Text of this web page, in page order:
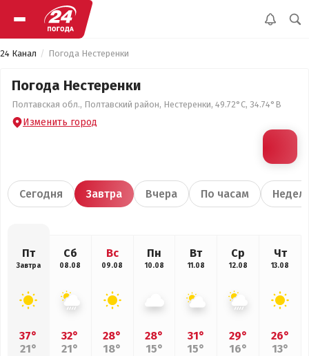
24 Канал Погода Нестеренки
Погода Нестеренки
Полтавская обл., Полтавский район, Нестеренки, 49.72°С, 34.74°В
Изменить город
Сегодня Завтра Вчера По часам
Пт
Завтра
37°
21°
Сб
08.08
32°
21°
Вс
09.08
28°
18°
Пн
10.08
28°
15°
Вт
11.08
31°
15°
Ср
12.08
29°
16°
Чт
13.08
26°
13°